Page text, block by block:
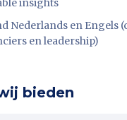
insights
Nederlands en Engels
en leadership)
bieden